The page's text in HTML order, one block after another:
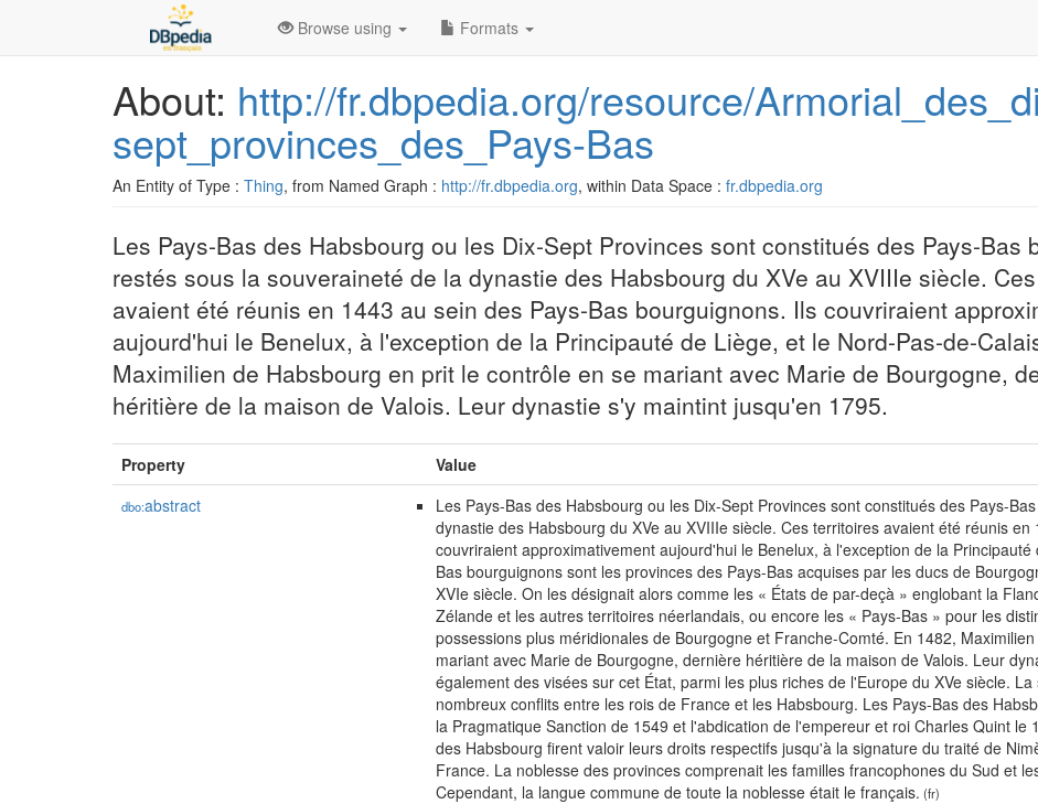
Browse using Formats
About: http://fr.dbpedia.org/resource/
sept_provinces_des_Pays-Bas
An Entity of Type : Thing, from Named Graph : http://fr.dbpedia.org, within Data Space : fr.dbpedia.org
Les Pays-Bas des Habsbourg ou les Dix-Sept Provinces sont constitués des Pays-Bas
restés sous la souveraineté de la dynastie des Habsbourg du XVe au XVIIIe siècle.
avaient été réunis en 1443 au sein des Pays-Bas bourguignons. Ils couvriraient
aujourd'hui le Benelux, à l'exception de la Principauté de Liège, et le Nord-Pas-de-
Maximilien de Habsbourg en prit le contrôle en se mariant avec Marie de Bourgogne,
héritière de la maison de Valois. Leur dynastie s'y maintint jusqu'en 1795.
Property Value
dbo:abstract
Les Pays-Bas des Habsbourg ou les Dix-Sept Provinces sont constitués des Pays-
dynastie des Habsbourg du XVe au XVIIIe siècle. Ces territoires avaient été réunis
couvriraient approximativement aujourd'hui le Benelux, à l'exception de la
Bas bourguignons sont les provinces des Pays-Bas acquises par les ducs de
XVIe siècle. On les désignait alors comme les « États de par-deçà » englobant la
Zélande et les autres territoires néerlandais, ou encore les « Pays-Bas » pour les
possessions plus méridionales de Bourgogne et Franche-Comté. En 1482,
mariant avec Marie de Bourgogne, dernière héritière de la maison de Valois. Leur
également des visées sur cet État, parmi les plus riches de l'Europe du XVe siècle.
nombreux conflits entre les rois de France et les Habsbourg. Les Pays-Bas des
la Pragmatique Sanction de 1549 et l'abdication de l'empereur et roi Charles Quint le
des Habsbourg firent valoir leurs droits respectifs jusqu'à la signature du traité de
France. La noblesse des provinces comprenait les familles francophones du Sud et
Cependant, la langue commune de toute la noblesse était le français. (fr)